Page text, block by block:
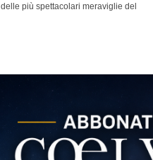
più spettacolari meraviglie del